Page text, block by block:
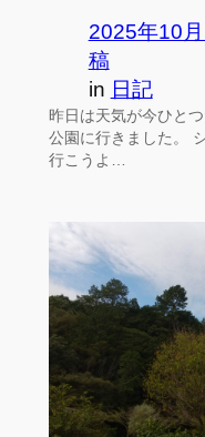
2025年10
稿
in 日記
昨日は天気が今ひと
公園に行きました。
行こうよ…